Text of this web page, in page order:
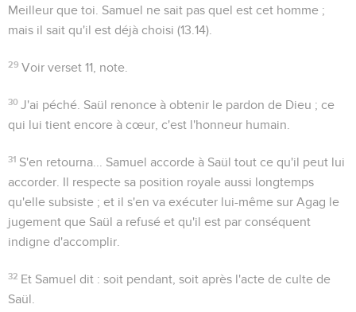
Meilleur que toi . Samuel ne sait pas quel est cet homme ;
mais il sait qu'il est déjà choisi (13.14).
29 Voir verset 11, note.
30 J'ai péché . Saül renonce à obtenir le pardon de Dieu ; ce
qui lui tient encore à cœur, c'est l'honneur humain.
31 S'en retourna...
Samuel accorde à Saül tout ce qu'il peut lui
accorder. Il respecte sa position royale aussi longtemps
qu'elle subsiste ; et il s'en va exécuter lui-même sur Agag le
jugement que Saül a refusé et qu'il est par conséquent
indigne d'accomplir.
32 Et Samuel dit : soit pendant, soit après l'acte de culte de
Saül.